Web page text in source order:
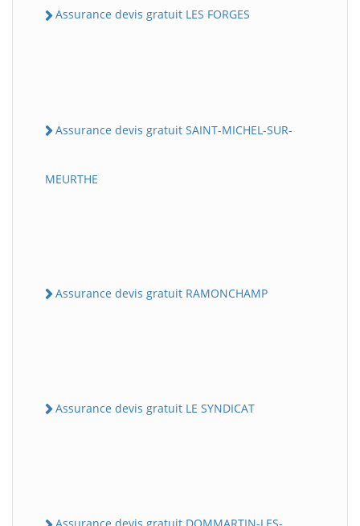
Assurance devis gratuit LES FORGES
Assurance devis gratuit SAINT-MICHEL-SUR-
MEURTHE
Assurance devis gratuit RAMONCHAMP
Assurance devis gratuit LE SYNDICAT